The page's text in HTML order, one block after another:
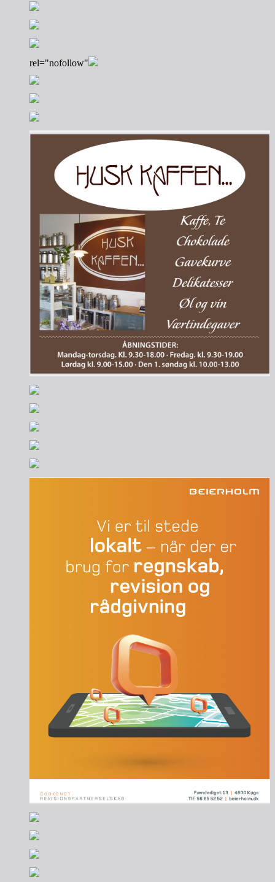
rel="nofollow"